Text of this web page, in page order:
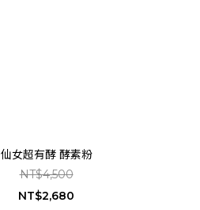
仙女超有酵 酵素粉
NT$4,500
NT$2,680